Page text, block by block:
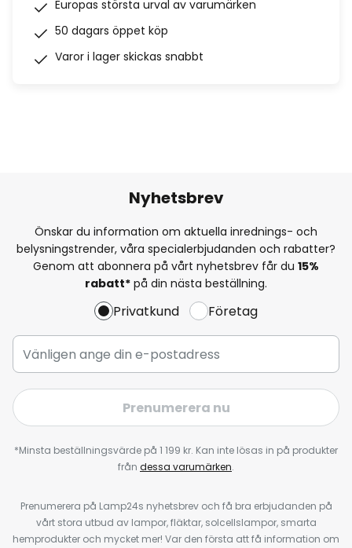
Europas största urval av varumärken
50 dagars öppet köp
Varor i lager skickas snabbt
Nyhetsbrev
Önskar du information om aktuella inrednings- och
belysningstrender, våra specialerbjudanden och rabatter?
Genom att abonnera på vårt nyhetsbrev får du 15%
rabatt* på din nästa beställning.
Privatkund Företag
Prenumerera nu
*Minsta beställningsvärde på 1 199 kr. Kan inte lösas in på produkter
från dessa varumärken.
Prenumerera på Lamp24s nyhetsbrev och få bra erbjudanden på
vårt stora utbud av lampor, fläktar, solcellslampor, smarta
hemprodukter och mycket mer! Var den första att få information om